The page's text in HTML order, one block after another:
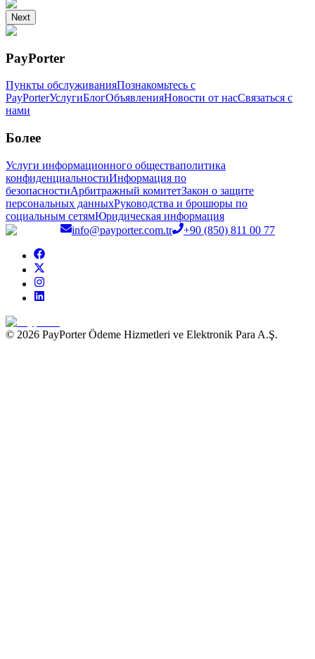
Next
PayPorter
Пункты обслуживанияПознакомьтесь с
PayPorterУслугиБлогОбъявленияНовости от насСвязаться с
нами
Более
Услуги информационного обществаполитика
конфиденциальностиИнформация по
безопасностиАрбитражный комитетЗакон о защите
персональных данныхРуководства и брошюры по
социальным сетямЮридическая информация
info@payporter.com.tr
+90 (850) 811 00 77
© 2026 PayPorter Ödeme Hizmetleri ve Elektronik Para A.Ş.